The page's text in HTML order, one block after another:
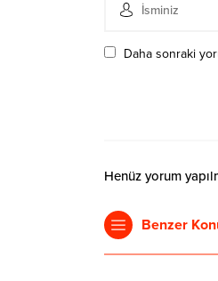
Daha sonraki
Henüz yorum
Benzer